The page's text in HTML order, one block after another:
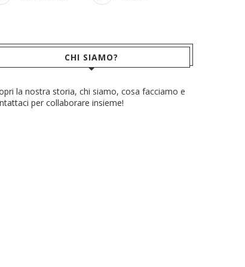
CHI SIAMO?
la nostra storia, chi siamo, cosa facciamo e
per collaborare insieme!